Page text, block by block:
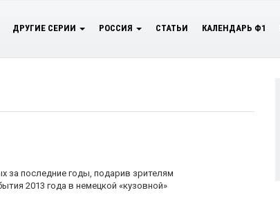
ДРУГИЕ СЕРИИ РОССИЯ СТАТЬИ КАЛЕНДАРЬ Ф1
за последние годы, подарив зрителям
2013 года в немецкой «кузовной»